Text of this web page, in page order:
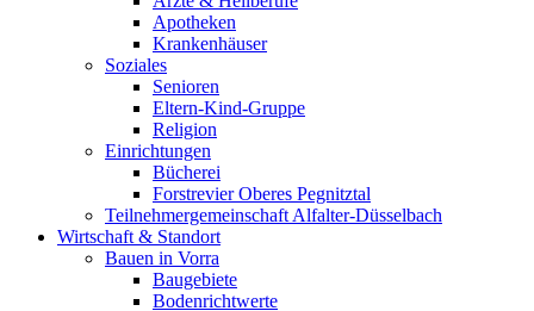
Apotheken
Krankenhäuser
Soziales
Senioren
Eltern-Kind-Gruppe
Religion
Einrichtungen
Bücherei
Forstrevier Oberes Pegnitztal
Teilnehmergemeinschaft Alfalter-Düsselbach
Wirtschaft & Standort
Bauen in Vorra
Baugebiete
Bodenrichtwerte